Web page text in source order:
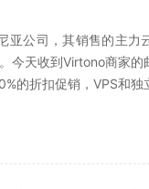
亚公司，其销售的主力
今天收到Virtono商家的
的折扣促销，VPS和独